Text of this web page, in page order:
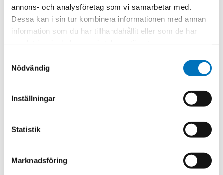
annons- och analysföretag som vi samarbetar med.
Dessa kan i sin tur kombinera informationen med annan
information som du har tillhandahållit eller som de har
Nödvändig
Inställningar
Statistik
Marknadsföring
metallurgy and hydraulics in the food industry.
Features
Limit value settings: Trim potentiometer with adjustable
Made of stainless materials
Relaterade produkter